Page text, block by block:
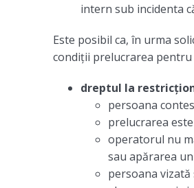
intern sub incidenta
Este posibil ca, în urma
condiții prelucrarea
dreptul la
persoana
prelucrarea
operatorul nu
sau apărarea
persoana